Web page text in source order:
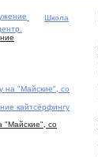
Школа
кайтсёрфингу
"Майские", со